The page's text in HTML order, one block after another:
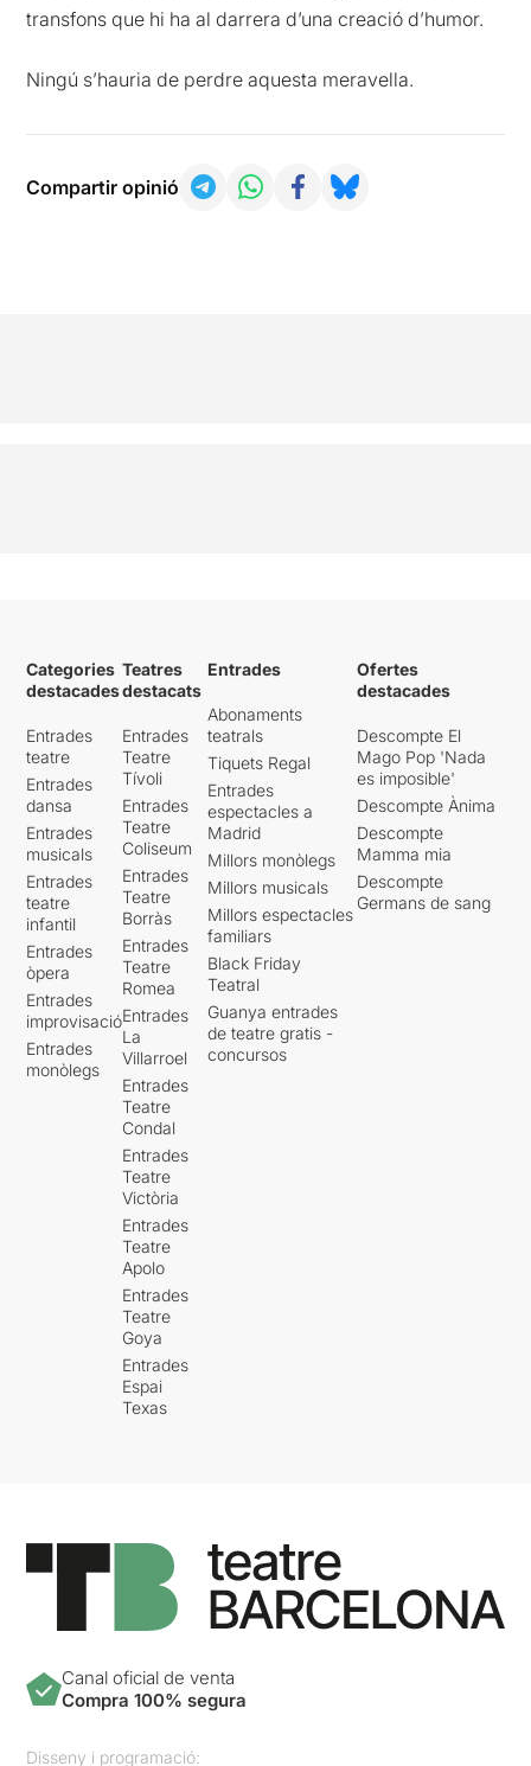
transfons que hi ha al darrera d’una creació d’humor.
Ningú s’hauria de perdre aquesta meravella.
Compartir opinió
Categories
destacades
Entrades
teatre
Entrades
dansa
Entrades
musicals
Entrades
teatre
infantil
Entrades
òpera
Entrades
improvisació
Entrades
monòlegs
Teatres
destacats
Entrades
Teatre
Tívoli
Entrades
Teatre
Coliseum
Entrades
Teatre
Borràs
Entrades
Teatre
Romea
Entrades
La
Villarroel
Entrades
Teatre
Condal
Entrades
Teatre
Victòria
Entrades
Teatre
Apolo
Entrades
Teatre
Goya
Entrades
Espai
Texas
Entrades
Abonaments
teatrals
Tiquets Regal
Entrades
espectacles a
Madrid
Millors monòlegs
Millors musicals
Millors espectacles
familiars
Black Friday
Teatral
Guanya entrades
de teatre gratis -
concursos
Ofertes
destacades
Descompte El
Mago Pop 'Nada
es imposible'
Descompte Ànima
Descompte
Mamma mia
Descompte
Germans de sang
Canal oficial de venta
Compra 100% segura
Disseny i programació: